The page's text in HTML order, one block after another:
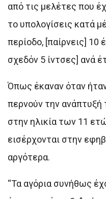
από τις μελέτες που
το υπολογίσεις κατά
περίοδο, [παίρνεις]
σχεδόν 5 ίντσες] ανά
Όπως έκαναν όταν
περνούν την
στην ηλικία των 11
εισέρχονται στην
αργότερα.
“Τα αγόρια συνήθως